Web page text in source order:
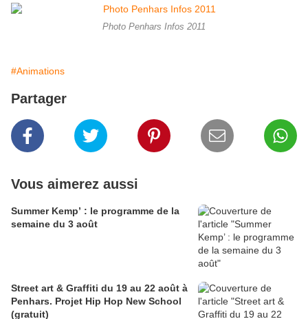
Photo Penhars Infos 2011
#Animations
Partager
Vous aimerez aussi
Summer Kemp’ : le programme de la
semaine du 3 août
Street art & Graffiti du 19 au 22 août à
Penhars. Projet Hip Hop New School
(gratuit)